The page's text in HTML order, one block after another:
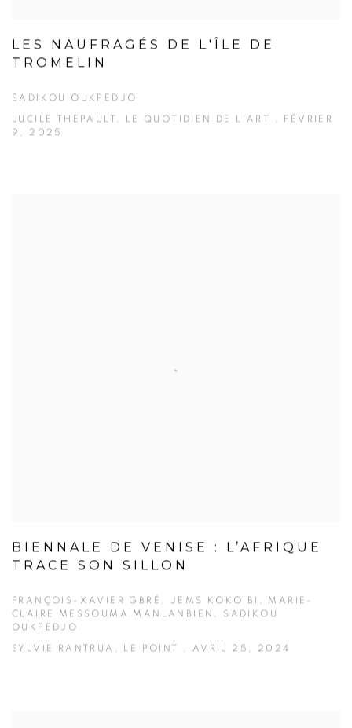
LES NAUFRAGÉS DE L'ÎLE DE
TROMELIN
SADIKOU OUKPEDJO
LUCILE THEPAULT, LE QUOTIDIEN DE L'ART , FÉVRIER
9, 2025
BIENNALE DE VENISE : L’AFRIQUE
TRACE SON SILLON
FRANÇOIS-XAVIER GBRÉ, JEMS KOKO BI, MARIE-
CLAIRE MESSOUMA MANLANBIEN, SADIKOU
OUKPEDJO
SYLVIE RANTRUA, LE POINT , AVRIL 25, 2024